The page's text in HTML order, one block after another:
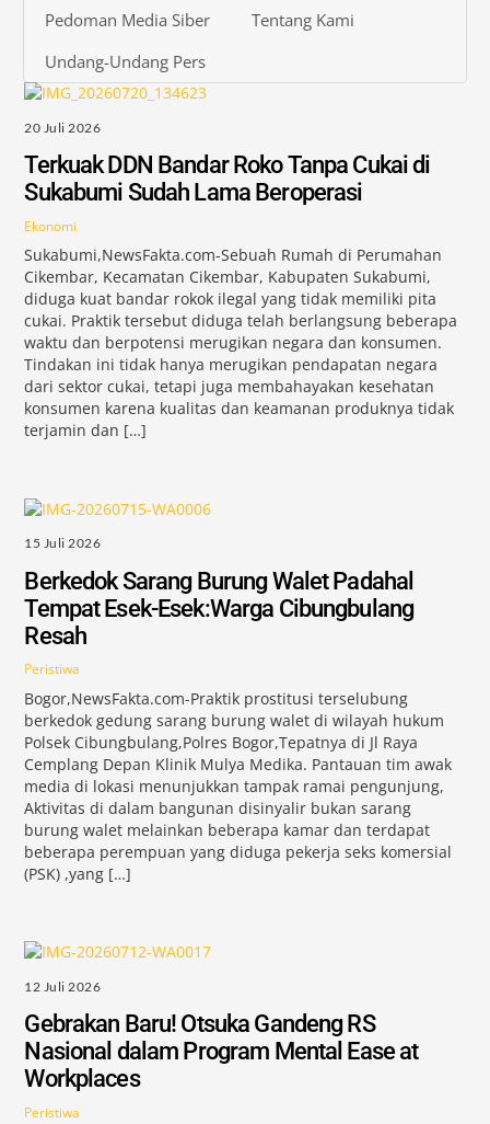
Pedoman Media Siber
Tentang Kami
Undang-Undang Pers
20 Juli 2026
Terkuak DDN Bandar Roko Tanpa Cukai di
Sukabumi Sudah Lama Beroperasi
Ekonomi
Sukabumi,NewsFakta.com-Sebuah Rumah di Perumahan
Cikembar, Kecamatan Cikembar, Kabupaten Sukabumi,
diduga kuat bandar rokok ilegal yang tidak memiliki pita
cukai. Praktik tersebut diduga telah berlangsung beberapa
waktu dan berpotensi merugikan negara dan konsumen.
Tindakan ini tidak hanya merugikan pendapatan negara
dari sektor cukai, tetapi juga membahayakan kesehatan
konsumen karena kualitas dan keamanan produknya tidak
terjamin dan […]
15 Juli 2026
Berkedok Sarang Burung Walet Padahal
Tempat Esek-Esek:Warga Cibungbulang
Resah
Peristiwa
Bogor,NewsFakta.com-Praktik prostitusi terselubung
berkedok gedung sarang burung walet di wilayah hukum
Polsek Cibungbulang,Polres Bogor,Tepatnya di Jl Raya
Cemplang Depan Klinik Mulya Medika. Pantauan tim awak
media di lokasi menunjukkan tampak ramai pengunjung,
Aktivitas di dalam bangunan disinyalir bukan sarang
burung walet melainkan beberapa kamar dan terdapat
beberapa perempuan yang diduga pekerja seks komersial
(PSK) ,yang […]
12 Juli 2026
Gebrakan Baru! Otsuka Gandeng RS
Nasional dalam Program Mental Ease at
Workplaces
Peristiwa